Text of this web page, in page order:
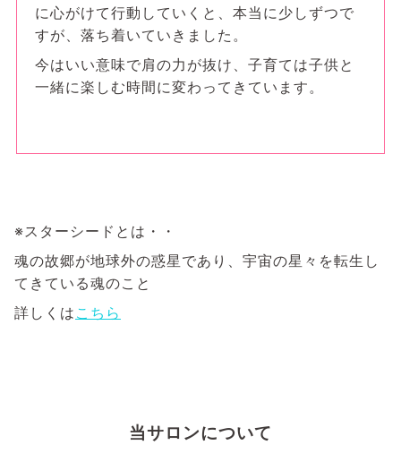
に心がけて行動していくと、本当に少しずつで
すが、落ち着いていきました。
今はいい意味で肩の力が抜け、子育ては子供と
一緒に楽しむ時間に変わってきています。
※スターシードとは・・
魂の故郷が地球外の惑星であり、宇宙の星々を転生し
てきている魂のこと
詳しくは こちら
当サロンについて